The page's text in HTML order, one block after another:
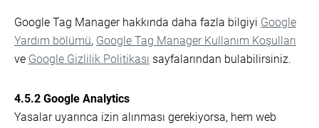
Google Tag Manager hakkında daha fazla bilgiyi Google
Yardım bölümü, Google Tag Manager Kullanım Koşulları
ve Google Gizlilik Politikası sayfalarından bulabilirsiniz.
4.5.2 Google Analytics
Yasalar uyarınca izin alınması gerekiyorsa, hem web